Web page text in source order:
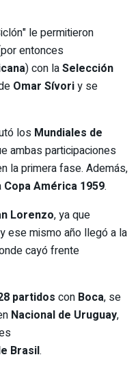
le permitieron
entonces
) con laSelección
Omar Sívoriy se
los Mundiales de
ambas participaciones
la primera fase. Además,
Copa América 1959.
Lorenzo, ya que
y ese mismo año llegó a la
cayó frente
partidos con Boca, se
Nacional de Uruguay,
Brasil.